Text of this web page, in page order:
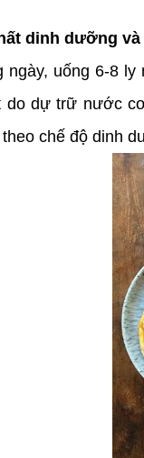
dinh dưỡng
ngày, uống 6-8
do dự trữ nước
chế độ dinh